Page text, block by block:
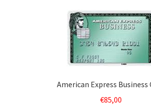
American Express Business
€85,00